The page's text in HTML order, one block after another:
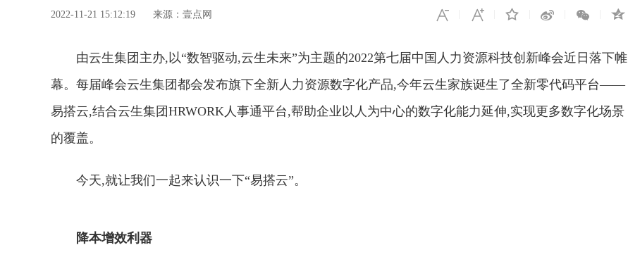
2022-11-21 15:12:19 来源：壹点网
由云生集团主办,以“数智驱动,云生未来”为主题的2022第七届中国人力资源科技创新峰会近日落下帷
幕。每届峰会云生集团都会发布旗下全新人力资源数字化产品,今年云生家族诞生了全新零代码平台——
易搭云,结合云生集团HRWORK人事通平台,帮助企业以人为中心的数字化能力延伸,实现更多数字化场景
的覆盖。
今天,就让我们一起来认识一下“易搭云”。
降本增效利器